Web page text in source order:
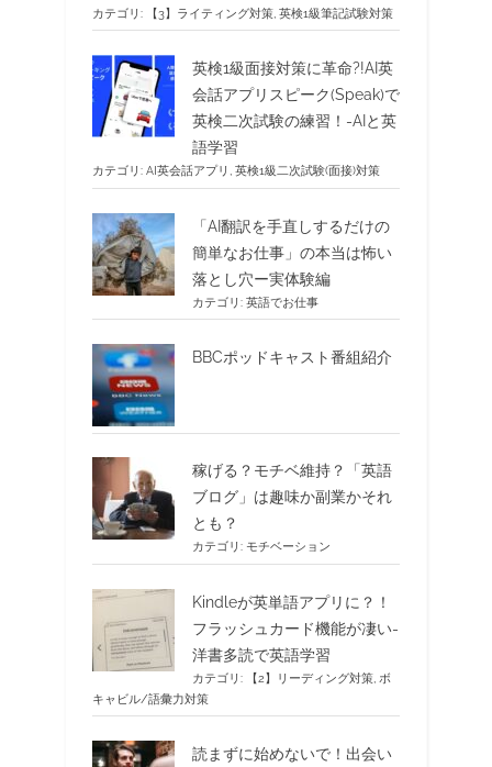
カテゴリ: 【3】ライティング対策 英検1級筆記試験対策
英検1級面接対策に革命?!AI英
会話アプリスピーク(Speak)で
英検二次試験の練習！-AIと英
語学習
カテゴリ: AI英会話アプリ , 英検1級二次試験(面接)対策
「AI翻訳を手直しするだけの
簡単なお仕事」の本当は怖い
落とし穴ー実体験編
カテゴリ: 英語でお仕事
BBCポッドキャスト番組紹介
稼げる？モチベ維持？「英語
ブログ」は趣味か副業かそれ
とも？
カテゴリ: モチベーション
Kindleが英単語アプリに？！
フラッシュカード機能が凄い-
洋書多読で英語学習
カテゴリ: 【2】リーディング対策 ボ
キャビル/語彙力対策
読まずに始めないで！出会い